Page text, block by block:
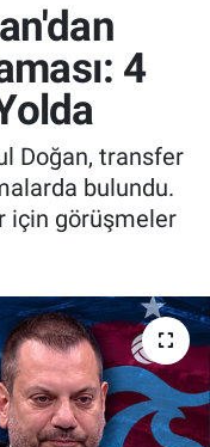
4
Doğan, transfer
bulundu.
için görüşmeler